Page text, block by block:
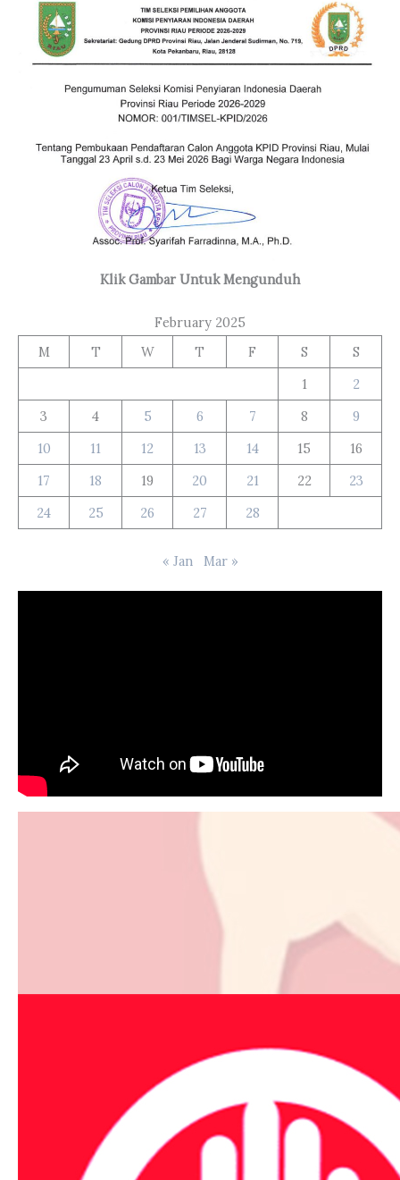
Klik Gambar Untuk Mengunduh
February 2025
M
T W T F S
S
1
2
3
4 5 6 7 8
9
10
11 12 13 14 15
16
17
18 19 20 21 22
23
24
25 26 27 28
« Jan Mar »